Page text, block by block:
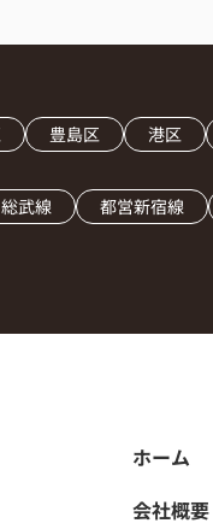
豊島区 港区
総武線 都営新宿線
ホーム
会社概要